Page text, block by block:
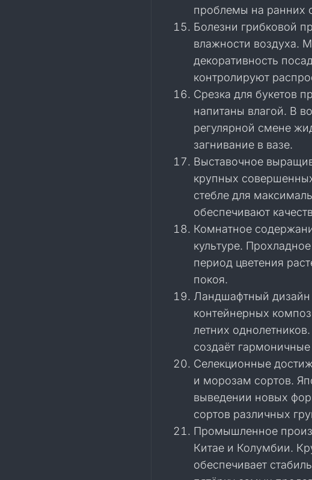
проблемы на ранних
Болезни грибковой
влажности воздуха.
декоративность
контролируют
Срезка для букетов
напитаны влагой. В
регулярной смене
загнивание в вазе.
Выставочное
крупных
стебле для
обеспечивают
Комнатное
культуре.
период цветения
покоя.
Ландшафтный дизайн
контейнерных
летних
создаёт
Селекционные
и морозам сортов.
выведении новых
сортов различных
Промышленное
Китае и Колумбии.
обеспечивает